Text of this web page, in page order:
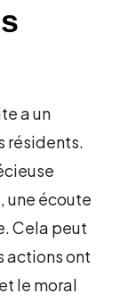
a un
résidents.
une écoute
Cela peut
actions ont
le moral